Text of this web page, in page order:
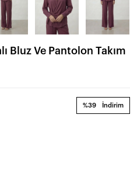
Bluz Ve Pantolon Takım
%39 İndirim